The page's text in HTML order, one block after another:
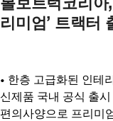
리미엄’ 트랙터
• 한층 고급화된 인테
신제품 국내 공식 출
편의사양으로 프리미